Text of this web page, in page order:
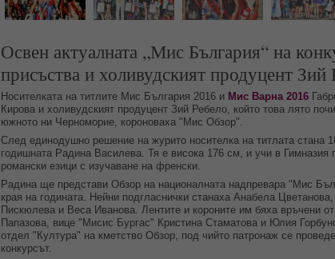
Освен актуалната „Мис България“ на
присъства и холивудският продуцент Зий
Носителката на титлите Мис България 2016 и Мис Варна 2016
Кирова и холивудският продуцент Зий Ребело, който това лято
южното ни Черноморие, короноваха "Мис Обзор".
След единодушно решение на журито носителка на титлата стана
годишната Радина Василева. Тя е висока 176 см, и учи в Гимназия
романски езици с изучаване на френски.
Радина ще представи Обзор на националната надпревара "Мис
края на годината. Нейни подгласнички станаха Анабела
Пискюлева и Веса Иванова. Лентите и короните им бяха връчени
Папазова, вице "Мисис Бургас" Кристина Стаматова и Юлия
отдел "Култура" на кметство Обзор, под чийто патронаж се проведе
конкурсът.